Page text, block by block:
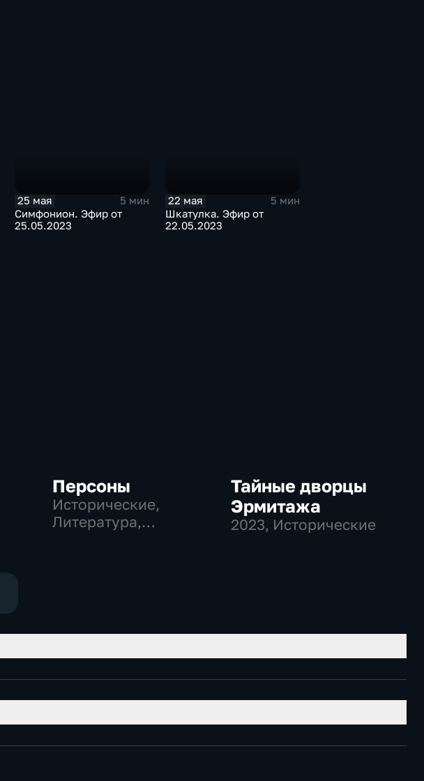
25 мая
5 мин
Симфонион. Эфир от
25.05.2023
22 мая
5 мин
Шкатулка. Эфир от
22.05.2023
Персоны
Исторические,
Литература,
Тайные дворцы
Эрмитажа
2023, Исторические